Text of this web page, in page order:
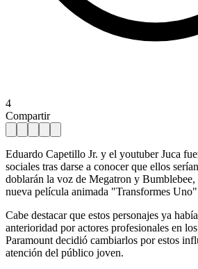
4
Compartir
Eduardo Capetillo Jr. y el youtuber Juca
sociales tras darse a conocer que ellos
doblarán la voz de Megatron y Bumblebee,
nueva película animada "Transformes
Cabe destacar que estos personajes ya
anterioridad por actores profesionales en
Paramount decidió cambiarlos por estos
atención del público joven.